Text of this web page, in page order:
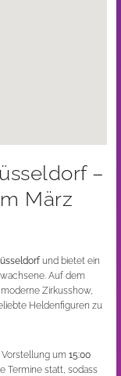
–
März
und bietet ein
Auf dem
Zirkusshow,
Heldenfiguren zu
Vorstellung um15:00
Termine statt, sodass